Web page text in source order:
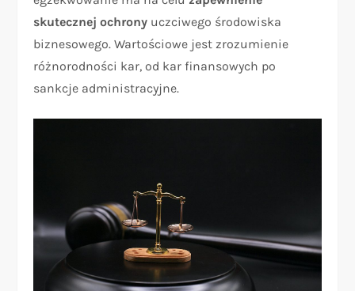
skutecznej ochrony uczciwego środowiska
biznesowego. Wartościowe jest zrozumienie
różnorodności kar, od kar finansowych po
sankcje administracyjne.